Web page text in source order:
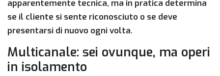
apparentemente tecnica, ma in pratica determina
se il cliente si sente riconosciuto o se deve
presentarsi di nuovo ogni volta.
Multicanale: sei ovunque, ma operi
in isolamento